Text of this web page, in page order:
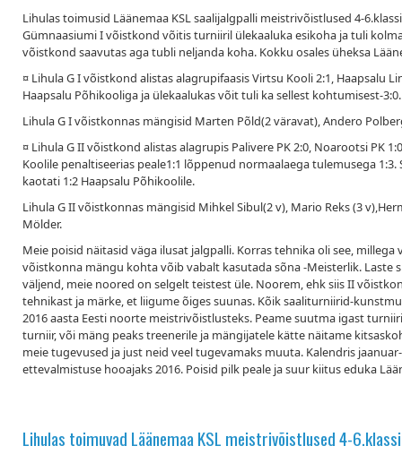
Lihulas toimusid Läänemaa KSL saalijalgpalli meistrivõistlused 4-
Gümnaasiumi I võistkond võitis turniiril ülekaaluka esikoha ja tuli
võistkond saavutas aga tubli neljanda koha. Kokku osales üheksa
¤ Lihula G I võistkond alistas alagrupifaasis Virtsu Kooli 2:1, Haapsalu
Haapsalu Põhikooliga ja ülekaalukas võit tuli ka sellest kohtumisest-
Lihula G I võistkonnas mängisid Marten Põld(2 väravat), Andero
¤ Lihula G II võistkond alistas alagrupis Palivere PK 2:0, Noarootsi PK
Koolile penaltiseerias peale1:1 lõppenud normaalaega tulemusega
kaotati 1:2 Haapsalu Põhikoolile.
Lihula G II võistkonnas mängisid Mihkel Sibul(2 v), Mario Reks (3
Mölder.
Meie poisid näitasid väga ilusat jalgpalli. Korras tehnika oli see,
võistkonna mängu kohta võib vabalt kasutada sõna -Meisterlik. Laste
väljend, meie noored on selgelt teistest üle. Noorem, ehk siis II
tehnikast ja märke, et liigume õiges suunas. Kõik saaliturniirid-
2016 aasta Eesti noorte meistrivõistlusteks. Peame suutma igast
turniir, või mäng peaks treenerile ja mängijatele kätte näitame
meie tugevused ja just neid veel tugevamaks muuta. Kalendris
ettevalmistuse hooajaks 2016. Poisid pilk peale ja suur kiitus eduka
Lihulas toimuvad Läänemaa KSL meistrivõistlused 4-